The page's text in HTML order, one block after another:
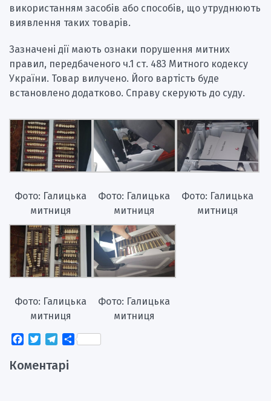
використанням засобів або способів, що утруднюють
виявлення таких товарів.
Зазначені дії мають ознаки порушення митних
правил, передбаченого ч.1 ст. 483 Митного кодексу
України. Товар вилучено. Його вартість буде
встановлено додатково. Справу скерують до суду.
Фото: Галицька
митниця
Фото: Галицька
митниця
Фото: Галицька
митниця
Фото: Галицька
митниця
Фото: Галицька
митниця
Facebook
TwitterTelegram
Поділитися
Коментарі